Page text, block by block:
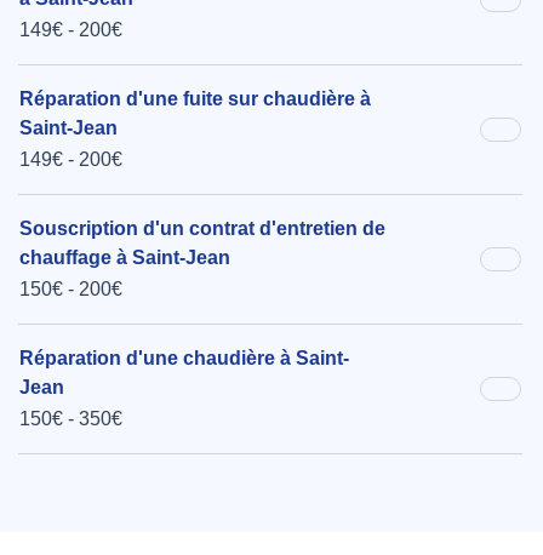
149€ - 200€
Réparation d'une fuite sur chaudière à
Saint-Jean
149€ - 200€
Souscription d'un contrat d'entretien de
chauffage à Saint-Jean
150€ - 200€
Réparation d'une chaudière à Saint-
Jean
150€ - 350€